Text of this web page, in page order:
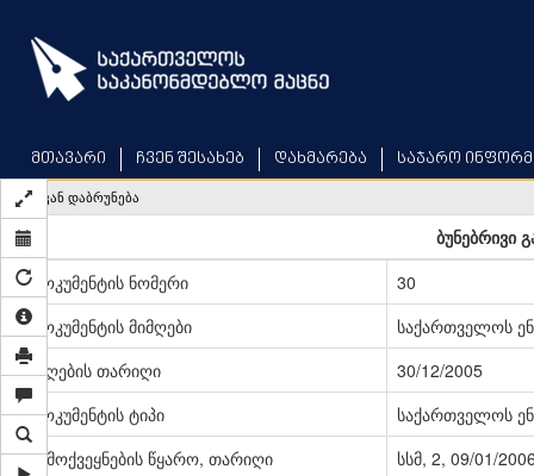
main
content
მთავარი ჩვენ შესახებ დახმარება საჯარო
უკან დაბრუნება
ბუნებრივი
დოკუმენტის ნომერი
30
დოკუმენტის მიმღები
საქართველოს
მიღების თარიღი
30/12/2005
დოკუმენტის ტიპი
საქართველოს
გამოქვეყნების წყარო, თარიღი
სსმ, 2, 09/01/